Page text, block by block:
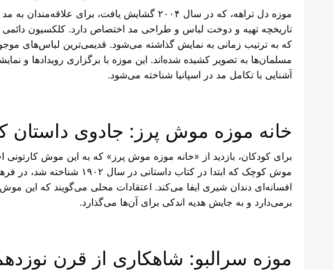
موزه دل تراهه، که در سال ۲۰۰۴ گشایش یافت،
که به ترتیب زمانی به نمایش گذاشته می‌شود. قدیمی‌ترین لباس‌های
مسلمان‌ها به تصویر کشیده شده‌اند. این موزه با برگزاری رویدادها و
آشنایی با تکامل مد در اسپانیا شناخته می‌شود.
خانه موزه موش پرز: جادوی داستان
برای کودکان، بازدید از «خانه موزه موش پرز» که به این موش کارتونی
موش کوچک که ابتدا در کتاب
افسانه‌ای دندان شیری ایفا می‌کند. اعتقادات محلی می‌گویند که این
برمی‌دارد و به جایش هدیه اندکی برای آن‌ها می‌گذارد.
موزه سرالبو: شاهکاری از قرن